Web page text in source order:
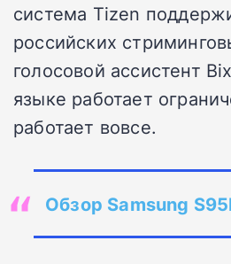
система Tizen
российских
голосовой ассистент
языке работает
работает вовсе.
Обзор Samsung